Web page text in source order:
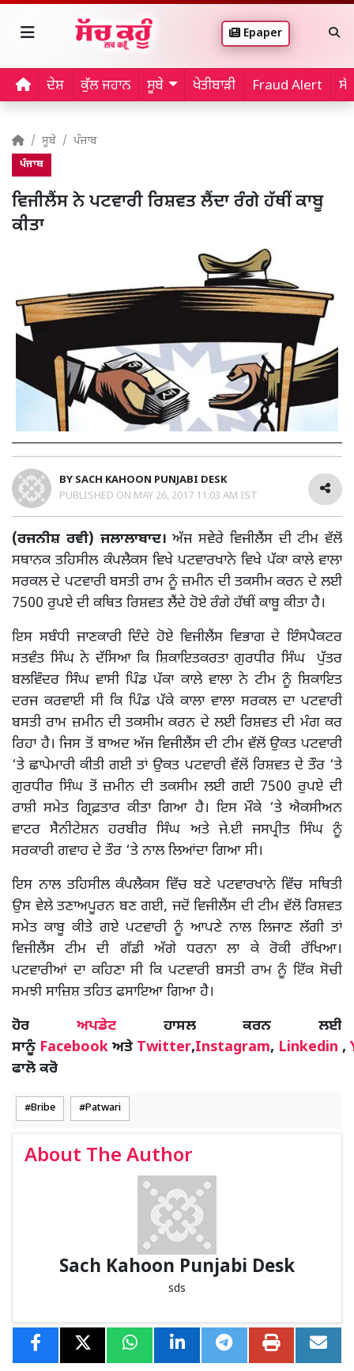
Epaper
ਦੇਸ਼ ਕੁੱਲ ਜਹਾਨ ਸੂਬੇ ਖੇਤੀਬਾੜੀ Fraud Alert
ਸੂਬੇ ਪੰਜਾਬ
ਪੰਜਾਬ
ਵਿਜੀਲੈਂਸ ਨੇ ਪਟਵਾਰੀ ਰਿਸ਼ਵਤ ਲੈਂਦਾ ਰੰਗੇ ਹੱਥੀਂ ਕਾਬੂ
ਕੀਤਾ
BY SACH KAHOON PUNJABI DESK
PUBLISHED ON MAY 26, 2017 11:03 AM IST
(ਰਜਨੀਸ਼ ਰਵੀ) ਜਲਾਲਾਬਾਦ।ਅੱਜ ਸਵੇਰੇ ਵਿਜੀਲੈਂਸ ਦੀ ਟੀਮ ਵੱਲੋਂ
ਸਥਾਨਕ ਤਹਿਸੀਲ ਕੰਪਲੈਕਸ ਵਿਖੇ ਪਟਵਾਰਖਾਨੇ ਵਿਖੇ ਪੱਕਾ ਕਾਲੇ ਵਾਲਾ
ਸਰਕਲ ਦੇ ਪਟਵਾਰੀ ਬਸਤੀ ਰਾਮ ਨੂੰ ਜ਼ਮੀਨ ਦੀ ਤਕਸੀਮ ਕਰਨ ਦੇ ਲਈ
7500 ਰੁਪਏ ਦੀ ਕਥਿਤ ਰਿਸ਼ਵਤ ਲੈਂਦੇ ਹੋਏ ਰੰਗੇ ਹੱਥੀਂ ਕਾਬੂ ਕੀਤਾ ਹੈ।
ਇਸ ਸਬੰਧੀ ਜਾਣਕਾਰੀ ਦਿੰਦੇ ਹੋਏ ਵਿਜੀਲੈਂਸ ਵਿਭਾਗ ਦੇ ਇੰਸਪੈਕਟਰ
ਸਤਵੰਤ ਸਿੰਘ ਨੇ ਦੱਸਿਆ ਕਿ ਸ਼ਿਕਾਇਤਕਰਤਾ ਗੁਰਧੀਰ ਸਿੰਘ ਪੁੱਤਰ
ਬਲਵਿੰਦਰ ਸਿੰਘ ਵਾਸੀ ਪਿੰਡ ਪੱਕਾ ਕਾਲੇ ਵਾਲਾ ਨੇ ਟੀਮ ਨੂੰ ਸ਼ਿਕਾਇਤ
ਦਰਜ ਕਰਵਾਈ ਸੀ ਕਿ ਪਿੰਡ ਪੱਕੇ ਕਾਲਾ ਵਾਲਾ ਸਰਕਲ ਦਾ ਪਟਵਾਰੀ
ਬਸਤੀ ਰਾਮ ਜ਼ਮੀਨ ਦੀ ਤਕਸੀਮ ਕਰਨ ਦੇ ਲਈ ਰਿਸ਼ਵਤ ਦੀ ਮੰਗ ਕਰ
ਰਿਹਾ ਹੈ। ਜਿਸ ਤੋਂ ਬਾਅਦ ਅੱਜ ਵਿਜੀਲੈਂਸ ਦੀ ਟੀਮ ਵੱਲੋਂ ਉਕਤ ਪਟਵਾਰੀ
‘ਤੇ ਛਾਪੇਮਾਰੀ ਕੀਤੀ ਗਈ ਤਾਂ ਉਕਤ ਪਟਵਾਰੀ ਵੱਲੋਂ ਰਿਸ਼ਵਤ ਦੇ ਤੌਰ ‘ਤੇ
ਗੁਰਧੀਰ ਸਿੰਘ ਤੋਂ ਜ਼ਮੀਨ ਦੀ ਤਕਸੀਮ ਲਈ ਗਈ 7500 ਰੁਪਏ ਦੀ
ਰਾਸ਼ੀ ਸਮੇਤ ਗ੍ਰਿਫ਼ਤਾਰ ਕੀਤਾ ਗਿਆ ਹੈ। ਇਸ ਮੌਕੇ ‘ਤੇ ਐਕਸੀਅਨ
ਵਾਟਰ ਸੈਨੀਟੇਸ਼ਨ ਹਰਬੀਰ ਸਿੰਘ ਅਤੇ ਜੇ.ਈ ਜਸਪ੍ਰੀਤ ਸਿੰਘ ਨੂੰ
ਸਰਕਾਰੀ ਗਵਾਹ ਦੇ ਤੌਰ ‘ਤੇ ਨਾਲ ਲਿਆਂਦਾ ਗਿਆ ਸੀ।
ਇਸ ਨਾਲ ਤਹਿਸੀਲ ਕੰਪਲੈਕਸ ਵਿੱਚ ਬਣੇ ਪਟਵਾਰਖਾਨੇ ਵਿੱਚ ਸਥਿਤੀ
ਉਸ ਵੇਲੇ ਤਣਾਅਪੂਰਨ ਬਣ ਗਈ, ਜਦੋਂ ਵਿਜੀਲੈਂਸ ਦੀ ਟੀਮ ਵੱਲੋਂ ਰਿਸ਼ਵਤ
ਸਮੇਤ ਕਾਬੂ ਕੀਤੇ ਗਏ ਪਟਵਾਰੀ ਨੂੰ ਆਪਣੇ ਨਾਲ ਲਿਜਾਣ ਲੱਗੀ ਤਾਂ
ਵਿਜੀਲੈਂਸ ਟੀਮ ਦੀ ਗੱਡੀ ਅੱਗੇ ਧਰਨਾ ਲਾ ਕੇ ਰੋਕੀ ਰੱਖਿਆ।
ਪਟਵਾਰੀਆਂ ਦਾ ਕਹਿਣਾ ਸੀ ਕਿ ਪਟਵਾਰੀ ਬਸਤੀ ਰਾਮ ਨੂੰ ਇੱਕ ਸੋਚੀ
ਸਮਝੀ ਸਾਜ਼ਿਸ਼ ਤਹਿਤ ਫਸਾਇਆ ਗਿਆ ਹੈ।
ਹੋਰ ਅਪਡੇਟਹਾਸਲ ਕਰਨ ਲਈ
ਸਾਨੂੰ Facebook ਅਤੇ Twitter,Instagram, Linkedin ,
ਫਾਲੋ ਕਰੋ
Bribe Patwari
About The Author
Sach Kahoon Punjabi Desk
sds